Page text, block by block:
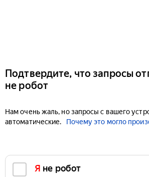
Подтвердите, что запросы
не робот
Нам очень жаль, но запросы с вашего
автоматические.
Почему это могло
Я не робот